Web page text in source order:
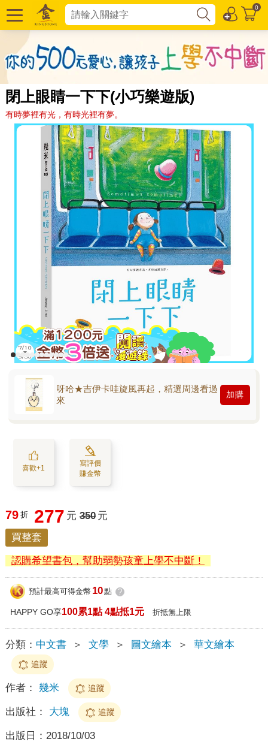
0
閉上眼睛一下下(小巧樂遊版)
有時夢裡有光，有時光裡有夢。
呀哈★吉伊卡哇旋風再起，精選周邊看過
來
加購
喜歡+1
寫評價
賺金幣
79 折 277 元 350 元
買整套
認購希望書包，幫助弱勢孩童上學不中斷！
預計最高可得金幣 10點 ?
HAPPY GO享100累1點 4點抵1元 折抵無上限
分類： 中文書 ＞ 文學 ＞ 圖文繪本 ＞ 華文繪本
追蹤
作者： 幾米 追蹤
出版社： 大塊 追蹤
出版日： 2018/10/03